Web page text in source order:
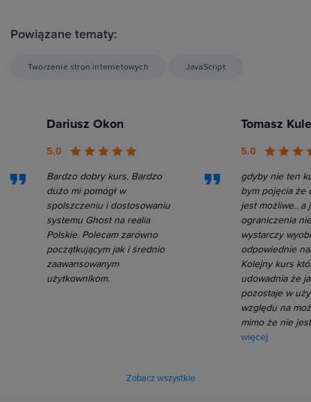
Powiązane tematy:
Tworzenie stron internetowych JavaScript
Dariusz Okon
5.0
Bardzo dobry kurs. Bardzo
dużo mi pomógł w
spolszczeniu i dostosowaniu
systemu Ghost na realia
Polskie. Polecam zarówno
początkującym jak i średnio
zaawansowanym
użytkownikom.
Tomasz
5.0
gdyby nie ten
bym pojęcia że
jest możliwe.. a
ograniczenia
wystarczy
odpowiednie
Kolejny kurs
udowadnia że
pozostaje w
względu na
mimo że nie
więcej
Zobacz wszystkie